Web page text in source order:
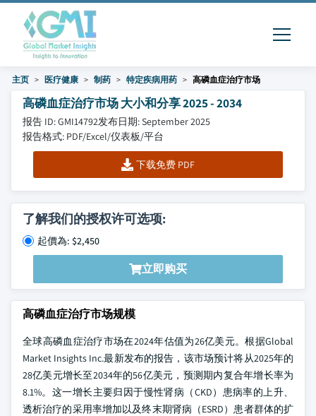
主页 医疗健康 制药 特定疾病用药 高磷血症治疗市场
高磷血症治疗市场 大小和分享 2025 - 2034
报告 ID: GMI14792发布日期: September 2025
报告格式: PDF/Excel/仪表板/平台
下载免费 PDF
了解我们的授权许可选项:
起價為: $2,450
立即购买
高磷血症治疗市场规模
全球高磷血症治疗市场在2024年估值为26亿美元。根据Global
Market Insights Inc.最新发布的报告，该市场预计将从2025年的
28亿美元增长至2034年的56亿美元，预测期内复合年增长率为
8.1%。这一增长主要归因于慢性肾病（CKD）患病率的上升、
透析治疗的采用率增加以及终末期肾病（ESRD）患者群体的扩